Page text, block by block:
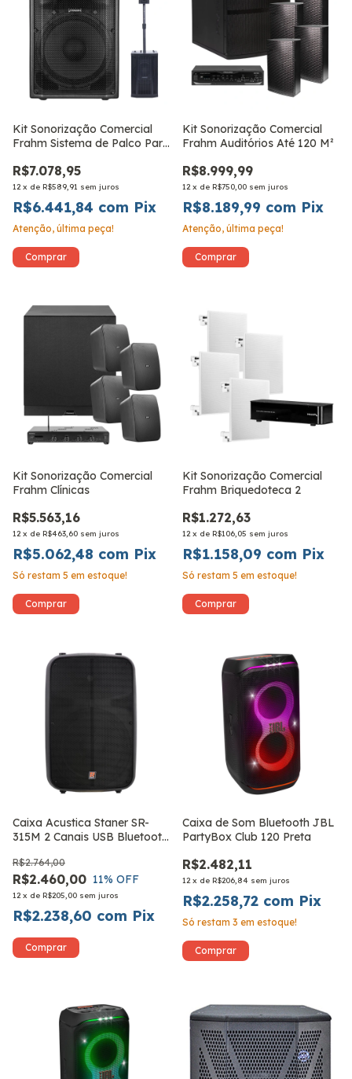
Kit Sonorização Comercial
Frahm Sistema de Palco Para
R$7.078,95
12 x de R$589,91 sem juros
R$6.441,84 com Pix
Atenção, última peça!
Kit Sonorização Comercial
Frahm Auditórios Até 120 M²
R$8.999,99
12 x de R$750,00 sem juros
R$8.189,99 com Pix
Atenção, última peça!
Kit Sonorização Comercial
Frahm Clínicas
R$5.563,16
12 x de R$463,60 sem juros
R$5.062,48 com Pix
Só restam 5 em estoque!
Kit Sonorização Comercial
Frahm Briquedoteca 2
R$1.272,63
12 x de R$106,05 sem juros
R$1.158,09 com Pix
Só restam 5 em estoque!
Caixa Acustica Staner SR-
315M 2 Canais USB Bluetooth
R$2.460,00
R$2.764,00
11% OFF
12 x de R$205,00 sem juros
R$2.238,60 com Pix
Caixa de Som Bluetooth JBL
PartyBox Club 120 Preta
R$2.482,11
12 x de R$206,84 sem juros
R$2.258,72 com Pix
Só restam 3 em estoque!